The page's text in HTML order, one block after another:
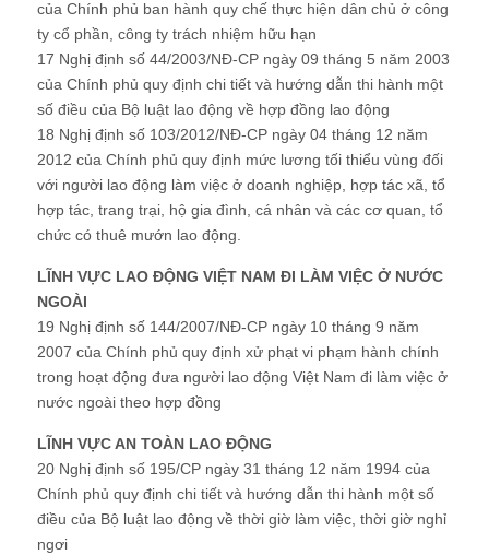
của Chính phủ ban hành quy chế thực hiện dân chủ ở công
ty cổ phần, công ty trách nhiệm hữu hạn
17 Nghị định số 44/2003/NĐ-CP ngày 09 tháng 5 năm 2003
của Chính phủ quy định chi tiết và hướng dẫn thi hành một
số điều của Bộ luật lao động về hợp đồng lao động
18 Nghị định số 103/2012/NĐ-CP ngày 04 tháng 12 năm
2012 của Chính phủ quy định mức lương tối thiểu vùng đối
với người lao động làm việc ở doanh nghiệp, hợp tác xã, tổ
hợp tác, trang trại, hộ gia đình, cá nhân và các cơ quan, tổ
chức có thuê mướn lao động.
LĨNH VỰC LAO ĐỘNG VIỆT NAM ĐI LÀM VIỆC Ở NƯỚC
NGOÀI
19 Nghị định số 144/2007/NĐ-CP ngày 10 tháng 9 năm
2007 của Chính phủ quy định xử phạt vi phạm hành chính
trong hoạt động đưa người lao động Việt Nam đi làm việc ở
nước ngoài theo hợp đồng
LĨNH VỰC AN TOÀN LAO ĐỘNG
20 Nghị định số 195/CP ngày 31 tháng 12 năm 1994 của
Chính phủ quy định chi tiết và hướng dẫn thi hành một số
điều của Bộ luật lao động về thời giờ làm việc, thời giờ nghỉ
ngơi